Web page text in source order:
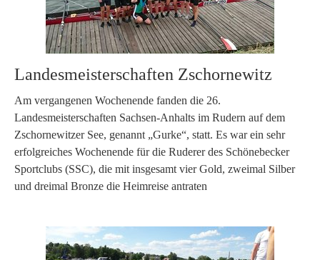
Landesmeisterschaften Zschornewitz
Am vergangenen Wochenende fanden die 26.
Landesmeisterschaften Sachsen-Anhalts im Rudern auf dem
Zschornewitzer See, genannt „Gurke“, statt. Es war ein sehr
erfolgreiches Wochenende für die Ruderer des Schönebecker
Sportclubs (SSC), die mit insgesamt vier Gold, zweimal Silber
und dreimal Bronze die Heimreise antraten